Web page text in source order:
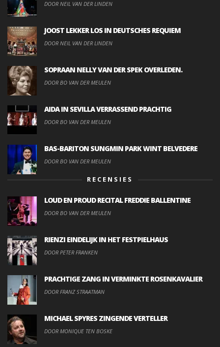
DOOR NEIL VAN DER LINDEN
JOOST LEKKER LOS IN DEUTSCHES REQUIEM
DOOR NEIL VAN DER LINDEN
SOPRAAN NELLY VAN DER SPEK OVERLEDEN.
DOOR BO VAN DER MEULEN
AIDA IN SEVILLA VERRASSEND PRACHTIG
DOOR BO VAN DER MEULEN
BAS-BARITON SUNGMIN PARK WINT BELVEDERE
DOOR BO VAN DER MEULEN
RECENSIES
LOUD EN PROUD RECITAL FREDDIE BALLENTINE
DOOR BO VAN DER MEULEN
RIENZI EINDELIJK IN HET FESTPIELHAUS
DOOR PETER FRANKEN
PRACHTIGE ZANG IN VERMINKTE ROSENKAVALIER
DOOR FRANZ STRAATMAN
MICHAEL SPYRES ZINGENDE VERTELLER
DOOR MONIQUE TEN BOSKE